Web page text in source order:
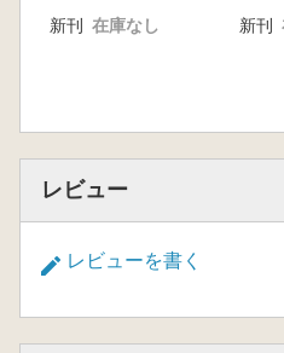
筑前北部の古式土師
福岡県(筑後川以南-
筑豊の古式土師器
北九州市域の古式土
至久
豊前北西部(福岡県)
新刊 在庫なし 新刊
レビュー
レビューを書く